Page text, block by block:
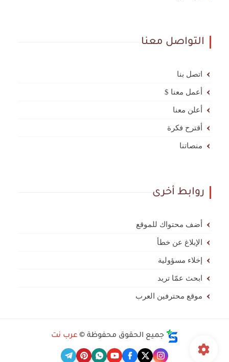
التواصل معنا
اتصل بنا
أعمل معنا $
أعلن معنا
أقترح فكرة
منصاتنا
روابط أخرى
أضف محتواك للموقع
الإبلاغ عن خطأ
إخلاء مسؤولية
ابحث عمّا تريد
موقع محترفين العرب
جميع الحقوق محفوظة © عرب نت